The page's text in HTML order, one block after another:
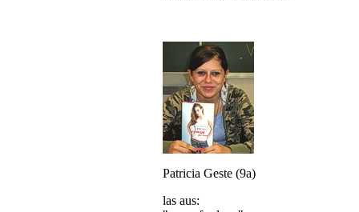
Patricia Geste (9a)
las aus: